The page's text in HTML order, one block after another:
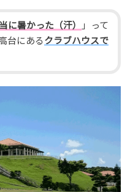
に暑かった（汗）
」って
台にある クラブハウスで